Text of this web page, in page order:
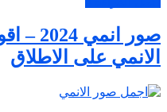
صور
الانمي على الاطلاق